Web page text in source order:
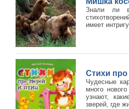
Знали ли
имеет
Стихи про
Чудесные
много
узнают,
зверей, где